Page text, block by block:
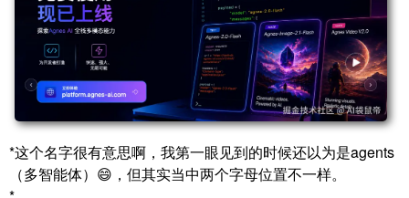
*这个名字很有意思啊，我第一眼见到的时候还以为是agents
（多智能体）😄，但其实当中两个字母位置不一样。